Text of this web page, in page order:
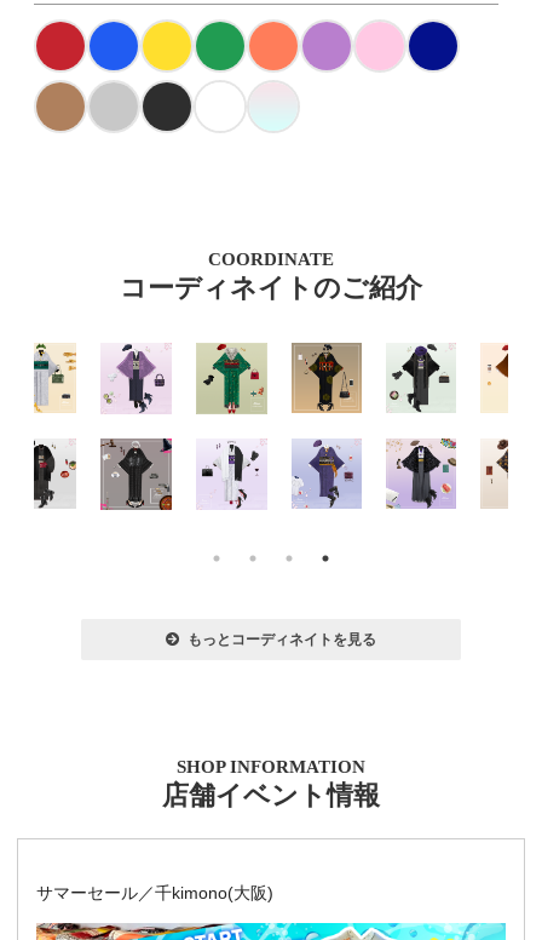
COORDINATE
コーディネイトのご紹介
もっとコーディネイトを見る
SHOP INFORMATION
店舗イベント情報
サマーセール／千kimono(大阪)